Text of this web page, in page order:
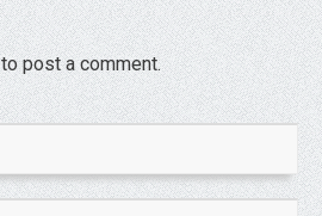
to post a comment.